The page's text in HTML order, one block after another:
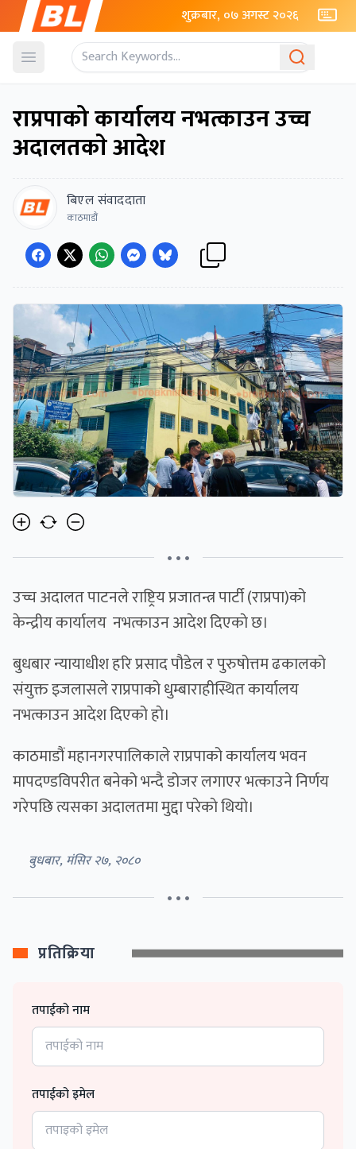
शुक्रबार, ०७ अगस्ट २०२६
Open menu
राप्रपाको कार्यालय नभत्काउन उच्च
अदालतकाे आदेश
बिएल संवाददाता
काठमाडौं
• • •
उच्च अदालत पाटनले राष्ट्रिय प्रजातन्त्र पार्टी (राप्रपा)को
केन्द्रीय कार्यालय नभत्काउन आदेश दिएकाे छ।
बुधबार न्यायाधीश हरि प्रसाद पौडेल र पुरुषोत्तम ढकालको
संयुक्त इजलासले राप्रपाको धुम्बाराहीस्थित कार्यालय
नभत्काउन आदेश दिएको हाे।
काठमाडौं महानगरपालिकाले राप्रपाको कार्यालय भवन
मापदण्डविपरीत बनेको भन्दै डोजर लगाएर भत्काउने निर्णय
गरेपछि त्यसका अदालतमा मुद्दा परेकाे थियाे।
बुधबार, मंसिर २७, २०८०
• • •
प्रतिक्रिया
तपाईको नाम
तपाईको इमेल